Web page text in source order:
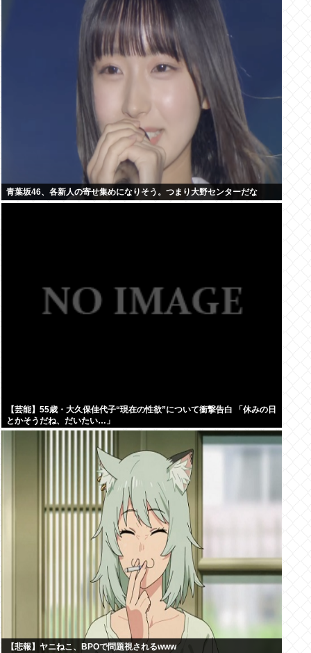
青葉坂46、各新人の寄せ集めになりそう。つまり大野センターだな
【芸能】55歳・大久保佳代子“現在の性欲”について衝撃告白 「休みの日
とかそうだね、だいたい…」
【悲報】ヤニねこ、BPOで問題視されるwww